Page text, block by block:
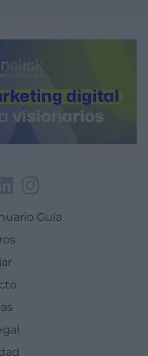
Guía